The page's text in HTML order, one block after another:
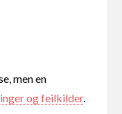
men en
og feilkilder.